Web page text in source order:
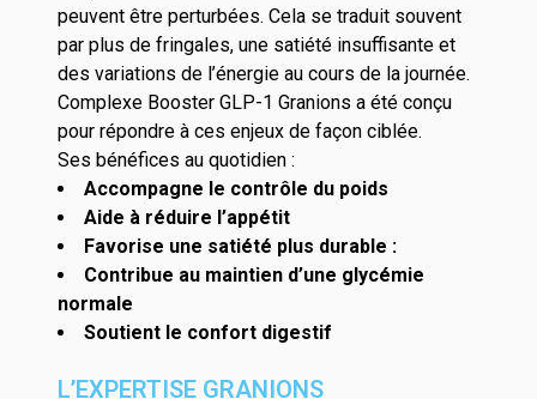
peuvent être perturbées. Cela se traduit souvent
par plus de fringales, une satiété insuffisante et
des variations de l’énergie au cours de la journée.
Complexe Booster GLP-1 Granions a été conçu
pour répondre à ces enjeux de façon ciblée.
Ses bénéfices au quotidien :
Accompagne le contrôle du poids
Aide à réduire l’appétit
Favorise une satiété plus durable :
Contribue au maintien d’une glycémie
normale
Soutient le confort digestif
L’EXPERTISE GRANIONS